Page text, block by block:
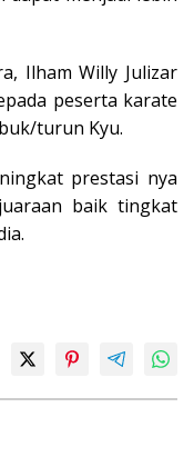
Ilham Willy Julizar
peserta karate
turun Kyu.
prestasi nya
baik tingkat